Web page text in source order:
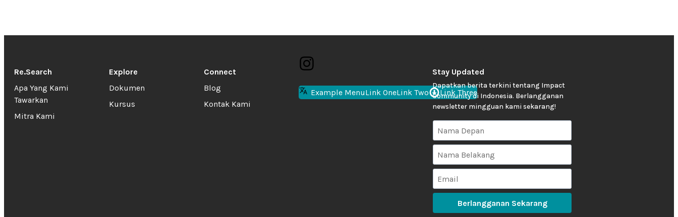
Re.Search
Apa Yang Kami
Tawarkan
Mitra Kami
Explore
Dokumen
Kursus
Connect
Blog
Kontak Kami
Example MenuLink OneLink Two Link Three
Stay Updated
Dapatkan berita terkini tentang Impact
Community di Indonesia. Berlangganan
newsletter mingguan kami sekarang!
Berlangganan Sekarang